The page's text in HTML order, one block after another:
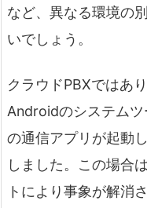
など、異なる環境の
いでしょう。
クラウドPBXではあ
Androidのシステム
の通信アプリが起動
しました。この場合
トにより事象が解消